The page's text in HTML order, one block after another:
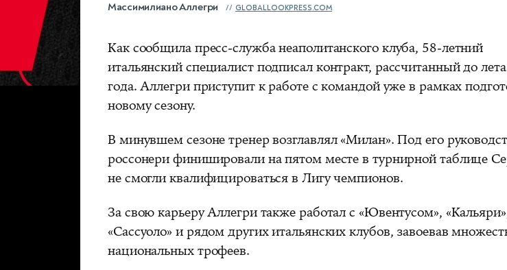
Массимилиано Аллегри GLOBALLOOKPRESS.COM
Как сообщила пресс-служба неаполитанского клуба, 58-летний
итальянский специалист подписал контракт, рассчитанный до
года. Аллегри приступит к работе с командой уже в рамках
новому сезону.
В минувшем сезоне тренер возглавлял «Милан». Под его
россонери финишировали на пятом месте в турнирной таблице
не смогли квалифицироваться в Лигу чемпионов.
За свою карьеру Аллегри также работал с «Ювентусом»,
«Сассуоло» и рядом других итальянских клубов, завоевав
национальных трофеев.